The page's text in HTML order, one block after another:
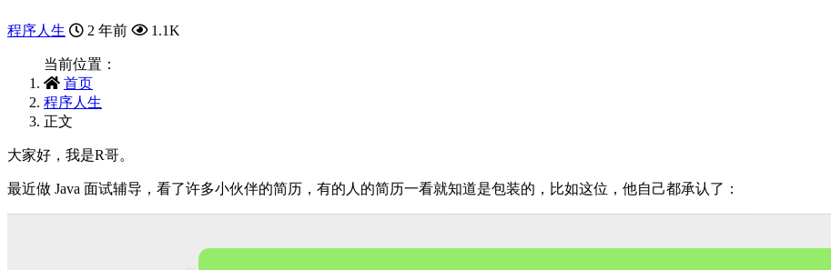
程序人生 2 年前 1.1K
当前位置：
首页
程序人生
正文
大家好，我是R哥。
最近做 Java 面试辅导，看了许多小伙伴的简历，有的人的简历一看就知道是包装的，比如这位，他自己都承认了：